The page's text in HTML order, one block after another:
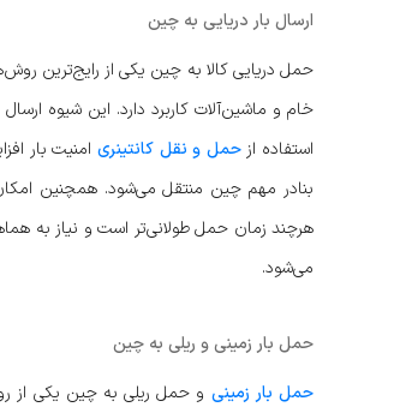
ارسال بار دریایی به چین
حمل دریایی کالا به چین یکی از رایج‌ترین
خام و ماشین‌آلات کاربرد دارد. این شیوه
استفاده ازحمل و نقل کانتینریامنیت بار
هرچند زمان حمل طولانی‌تر است و نیاز به
می‌شود.
حمل بار زمینی و ریلی به چین
حمل بار زمینی و حمل ریلی به چین یکی از